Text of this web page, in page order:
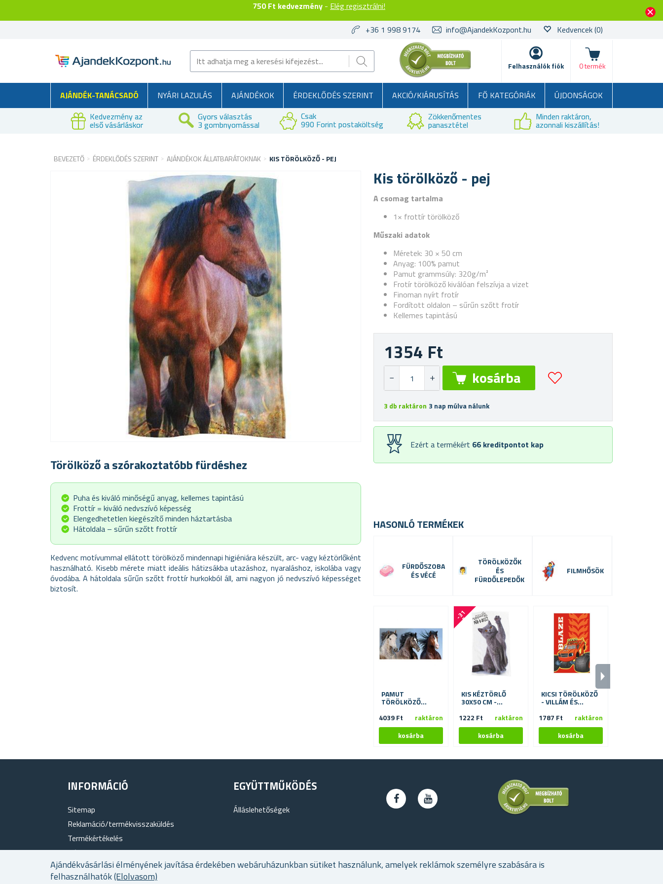
750 Ft kedvezmény - Elég regisztrálni!
Ajándékvásárlási élményének javítása érdekében webáruházunkban sütiket használunk, amelyek reklámok személyre szabására is
felhasználhatók(Elolvasom)
+36 1 998 9174 info@AjandekKozpont.hu Kedvencek(0)
Felhasználók fiók
kosár
0 termék
AJÁNDÉK-TANÁCSADÓ NYÁRI LAZULÁS AJÁNDÉKOK ÉRDEKLŐDÉS SZERINT AKCIÓ/KIÁRUSÍTÁS FŐ KATEGÓRIÁK
ÚJDONSÁGOK
Kedvezmény az
első vásárláskor
Gyors választás
3 gombnyomással
Csak
990 Forint postaköltség
Zökkenőmentes
panasztétel
Minden raktáron,
azonnali kiszállítás!
BEVEZETŐ ÉRDEKLŐDÉS SZERINT AJÁNDÉKOK ÁLLATBARÁTOKNAK KIS TÖRÖLKÖZŐ - PEJ
Kis törölköző - pej
A csomag tartalma
1× frottír törölköző
Műszaki adatok
Méretek: 30 × 50 cm
Anyag: 100% pamut
Pamut grammsúly: 320g/m²
Frotír törölköző kiválóan felszívja a vizet
Finoman nyírt frotír
Fordított oldalon – sűrűn szőtt frotír
Kellemes tapintású
1354 Ft
3 db raktáron 3 nap múlva nálunk
Ezért a termékért 66 kreditpontot kap
Törölköző a szórakoztatóbb fürdéshez
Puha és kiváló minőségű anyag, kellemes tapintású
Frottír = kiváló nedvszívó képesség
Elengedhetetlen kiegészítő minden háztartásba
Hátoldala – sűrűn szőtt frottír
Kedvenc motívummal ellátott törölköző mindennapi higiéniára készült, arc- vagy kéztörlőként
használható. Kisebb mérete miatt ideális hátizsákba utazáshoz, nyaraláshoz, iskolába vagy
óvodába. A hátoldala sűrűn szőtt frottír hurkokból áll, ami nagyon jó nedvszívó képességet
biztosít.
HASONLÓ TERMÉKEK
FÜRDŐSZOBA
ÉS VÉCÉ
TÖRÖLKÖZŐK
ÉS
FÜRDŐLEPEDŐK
FILMHŐSÖK
PAMUT
TÖRÖLKÖZŐ
70X140 CM
4039 Ft raktáron
-
3
1
%
KIS KÉZTÖRLŐ
30X50 CM -
1222 Ft raktáron
KICSI TÖRÖLKÖZŐ
- VILLÁM ÉS
1787 Ft raktáron
INFORMÁCIÓ
Sitemap
Reklamáció/termékvisszaküldés
Termékértékelés
Rólunk
Hűségprogram
Szállítási és fizetési feltételek
EGYÜTTMŰKÖDÉS
Álláslehetőségek